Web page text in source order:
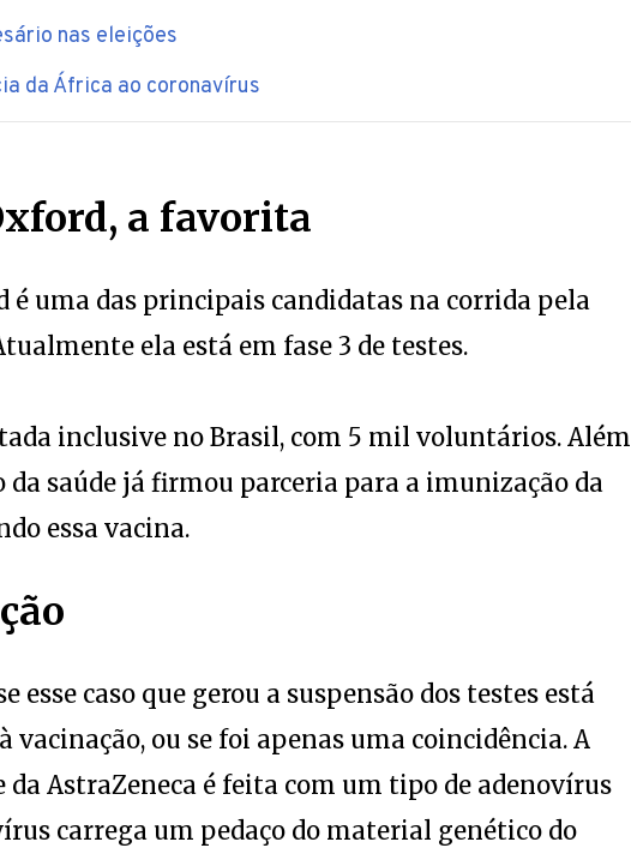
nas eleições
da África ao coronavírus
a favorita
é uma das principais candidatas na corrida pela
ela está em fase 3 de testes.
inclusive no Brasil, com 5 mil voluntários. Além
saúde já firmou parceria para a imunização da
essa vacina.
esse caso que gerou a suspensão dos testes está
vacinação, ou se foi apenas uma coincidência. A
da AstraZeneca é feita com um tipo de adenovírus
carrega um pedaço do material genético do